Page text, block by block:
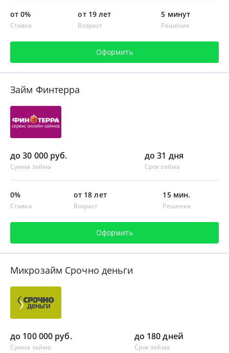
от 0%
Ставка
от 19 лет
Возраст
5 минут
Решение
Оформить
Займ Финтерра
до 30 000 руб.
Сумма займа
до 31 дня
Срок займа
0%
Ставка
от 18 лет
Возраст
15 мин.
Решение
Оформить
Микрозайм Срочно деньги
до 100 000 руб.
Сумма займа
до 180 дней
Срок займа